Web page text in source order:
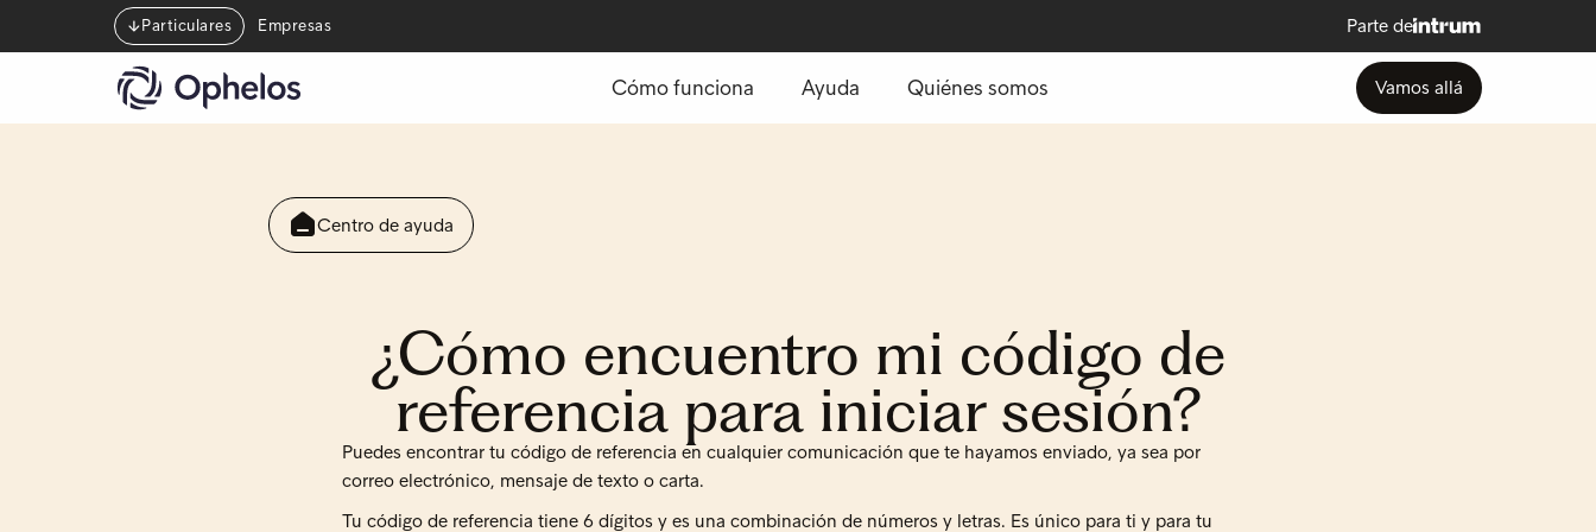
Particulares Empresas Parte de
Cómo funciona Ayuda Quiénes somos Vamos allá
Centro de ayuda
¿Cómo encuentro mi código de
referencia para iniciar sesión?
Puedes encontrar tu código de referencia en cualquier comunicación que te hayamos enviado, ya sea por
correo electrónico, mensaje de texto o carta.
Tu código de referencia tiene 6 dígitos y es una combinación de números y letras. Es único para ti y para tu